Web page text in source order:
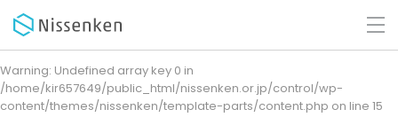
Warning: Undefined array key 0 in
/home/kir657649/public_html/nissenken.or.jp/control/wp-
content/themes/nissenken/template-parts/content.php on line 15